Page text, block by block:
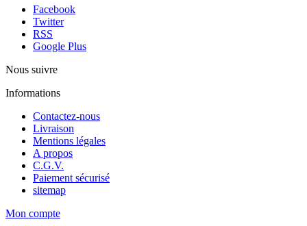
Facebook
Twitter
RSS
Google Plus
Nous suivre
Informations
Contactez-nous
Livraison
Mentions légales
A propos
C.G.V.
Paiement sécurisé
sitemap
Mon compte